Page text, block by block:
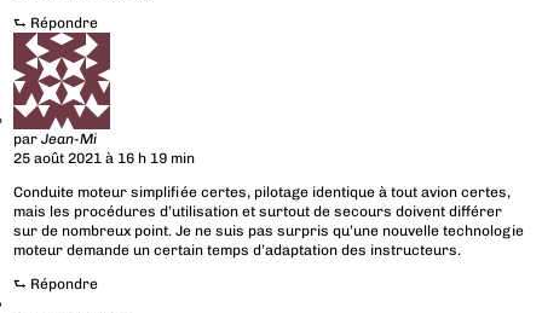
⮑ Répondre
parJean-Mi
25 août 2021 à 16 h 19 min
Conduite moteur simplifiée certes, pilotage identique à tout avion certes,
mais les procédures d’utilisation et surtout de secours doivent différer
sur de nombreux point. Je ne suis pas surpris qu’une nouvelle technologie
moteur demande un certain temps d’adaptation des instructeurs.
⮑ Répondre